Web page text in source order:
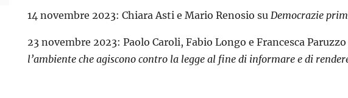
14 novembre 2023: Chiara Asti e Mario Renosio su Democrazie
23 novembre 2023: Paolo Caroli, Fabio Longo e Francesca Paruzzo
l’ambiente che agiscono contro la legge al fine di informare e di